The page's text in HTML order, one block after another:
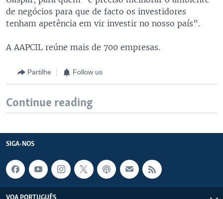
de negócios para que de facto os investidores
tenham apetência em vir investir no nosso país”.
A AAPCIL reúne mais de 700 empresas.
Partilhe Follow us
Continue reading
SIGA-NOS